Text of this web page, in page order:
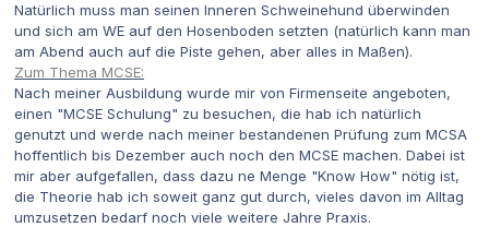
Natürlich muss man seinen Inneren Schweinehund überwinden
und sich am WE auf den Hosenboden setzten (natürlich kann man
am Abend auch auf die Piste gehen, aber alles in Maßen).
Zum Thema MCSE:
Nach meiner Ausbildung wurde mir von Firmenseite angeboten,
einen "MCSE Schulung" zu besuchen, die hab ich natürlich
genutzt und werde nach meiner bestandenen Prüfung zum MCSA
hoffentlich bis Dezember auch noch den MCSE machen. Dabei ist
mir aber aufgefallen, dass dazu ne Menge "Know How" nötig ist,
die Theorie hab ich soweit ganz gut durch, vieles davon im Alltag
umzusetzen bedarf noch viele weitere Jahre Praxis.